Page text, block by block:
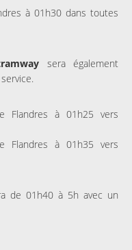
à 01h30 dans toutes
sera également
Flandres à 01h25 vers
Flandres à 01h35 vers
de 01h40 à 5h avec un